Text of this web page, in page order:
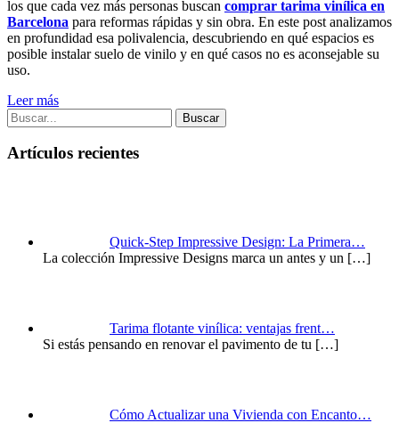
los que cada vez más personas buscan comprar tarima vinílica en
Barcelona para reformas rápidas y sin obra. En este post analizamos
en profundidad esa polivalencia, descubriendo en qué espacios es
posible instalar suelo de vinilo y en qué casos no es aconsejable su
uso.
Leer más
Buscar
Artículos recientes
Quick-Step Impressive Design: La Primera…
La colección Impressive Designs marca un antes y un […]
Tarima flotante vinílica: ventajas frent…
Si estás pensando en renovar el pavimento de tu […]
Cómo Actualizar una Vivienda con Encanto…